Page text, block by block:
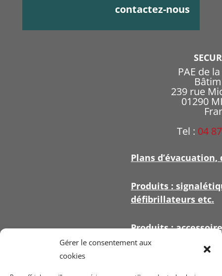
Gérer le consentement aux
cookies
contactez-nous
PAE de
239 rue
01290
Tel : 04
Plans
Produits :
défibrillateurs etc.
Produits :
signalétique